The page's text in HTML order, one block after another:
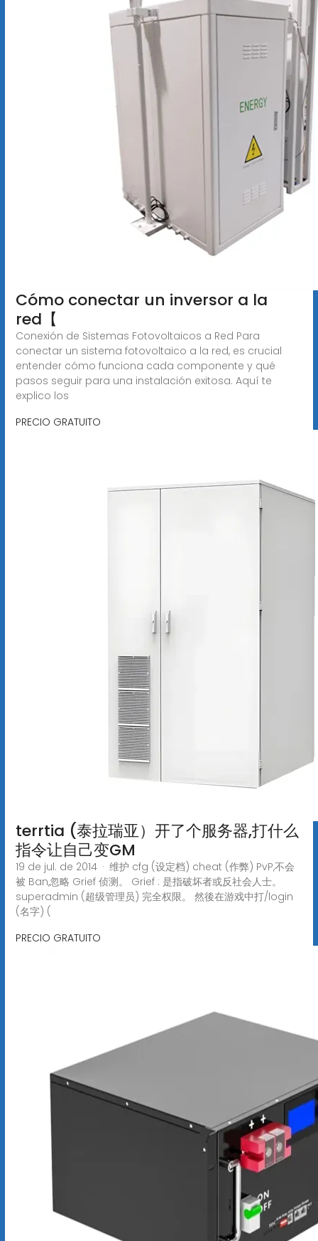
️Cómo conectar un inversor a la
red【 ️
Conexión de Sistemas Fotovoltaicos a Red Para
conectar un sistema fotovoltaico a la red, es crucial
entender cómo funciona cada componente y qué
pasos seguir para una instalación exitosa. Aquí te
explico los
PRECIO GRATUITO
terrtia (泰拉瑞亚）开了个服务器,打什么
指令让自己变GM
19 de jul. de 2014 · 维护 cfg (设定档) cheat (作弊) PvP,不会
被 Ban,忽略 Grief 侦测。 Grief : 是指破坏者或反社会人士。
superadmin (超级管理员) 完全权限。 然後在游戏中打/login
(名字) (
PRECIO GRATUITO